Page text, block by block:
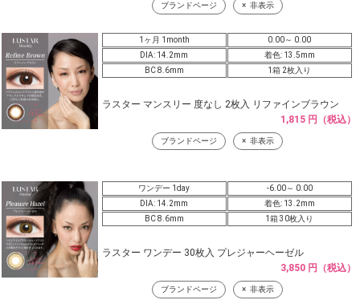
ブランドページ 非表示
1ヶ月 1month
0.00～ 0.00
DIA: 14.2mm
着色: 13.5mm
BC 8.6mm
1箱 2枚入り
ラスター マンスリー 度なし 2枚入 リファインブラウン
1,815 円（税込）
ブランドページ 非表示
ワンデー 1day
-6.00～ 0.00
DIA: 14.2mm
着色: 13.2mm
BC 8.6mm
1箱 30枚入り
ラスター ワンデー 30枚入 プレジャーヘーゼル
3,850 円（税込）
ブランドページ 非表示